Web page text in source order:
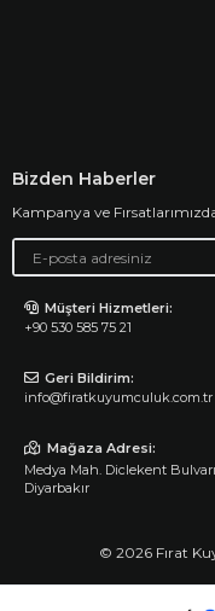
Bizden Haberler
Kampanya ve
Müşteri Hizmetleri:
+90 530 585 75 21
Geri Bildirim:
info@firatkuyumculuk.com.tr
Mağaza Adresi:
Medya Mah. Diclekent
Diyarbakır
© 2026 Fırat